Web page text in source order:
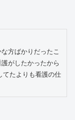
方ばかりだったこ
がしたかったから
たよりも看護の仕